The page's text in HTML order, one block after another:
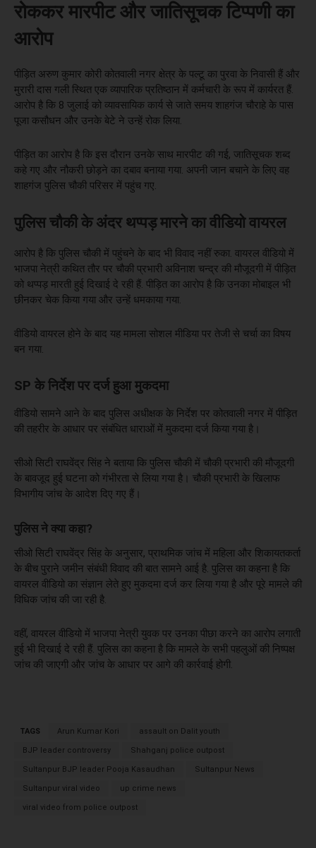
रोककर मारपीट और जातिसूचक टिप्पणी का
आरोप
पीड़ित अरुण कुमार कोरी कोतवाली नगर क्षेत्र के पल्टू का पुरवा के निवासी हैं और
मुरारी दास गली स्थित एक व्यापारिक प्रतिष्ठान में कर्मचारी के रूप में कार्यरत हैं.
आरोप है कि 8 जुलाई को व्यावसायिक कार्य से जाते समय शाहगंज चौराहे के पास
पूजा कसौधन और उनके बेटे ने उन्हें रोक लिया.
पीड़ित का आरोप है कि इस दौरान उनके साथ मारपीट की गई, जातिसूचक शब्द
कहे गए और नौकरी छोड़ने का दबाव बनाया गया. अपनी जान बचाने के लिए वह
शाहगंज पुलिस चौकी परिसर में पहुंच गए.
पुलिस चौकी के अंदर थप्पड़ मारने का वीडियो वायरल
आरोप है कि पुलिस चौकी में पहुंचने के बाद भी विवाद नहीं रुका. वायरल वीडियो में
भाजपा नेत्री कथित तौर पर चौकी प्रभारी अविनाश चन्द्र की मौजूदगी में पीड़ित
को थप्पड़ मारती हुई दिखाई दे रही हैं. पीड़ित का आरोप है कि उनका मोबाइल भी
छीनकर चेक किया गया और उन्हें धमकाया गया.
वीडियो वायरल होने के बाद यह मामला सोशल मीडिया पर तेजी से चर्चा का विषय
बन गया.
SP के निर्देश पर दर्ज हुआ मुकदमा
वीडियो सामने आने के बाद पुलिस अधीक्षक के निर्देश पर कोतवाली नगर में पीड़ित
की तहरीर के आधार पर संबंधित धाराओं में मुकदमा दर्ज किया गया है।
सीओ सिटी राघवेंद्र सिंह ने बताया कि पुलिस चौकी में चौकी प्रभारी की मौजूदगी
के बावजूद हुई घटना को गंभीरता से लिया गया है। चौकी प्रभारी के खिलाफ
विभागीय जांच के आदेश दिए गए हैं।
पुलिस ने क्या कहा?
सीओ सिटी राघवेंद्र सिंह के अनुसार, प्राथमिक जांच में महिला और शिकायतकर्ता
के बीच पुराने जमीन संबंधी विवाद की बात सामने आई है. पुलिस का कहना है कि
वायरल वीडियो का संज्ञान लेते हुए मुकदमा दर्ज कर लिया गया है और पूरे मामले की
विधिक जांच की जा रही है.
वहीं, वायरल वीडियो में भाजपा नेत्री युवक पर उनका पीछा करने का आरोप लगाती
हुई भी दिखाई दे रही हैं. पुलिस का कहना है कि मामले के सभी पहलुओं की निष्पक्ष
जांच की जाएगी और जांच के आधार पर आगे की कार्रवाई होगी.
TAGS Arun Kumar Kori assault on Dalit youth
BJP leader controversy Shahganj police outpost
Sultanpur BJP leader Pooja Kasaudhan Sultanpur News
Sultanpur viral video up crime news
viral video from police outpost